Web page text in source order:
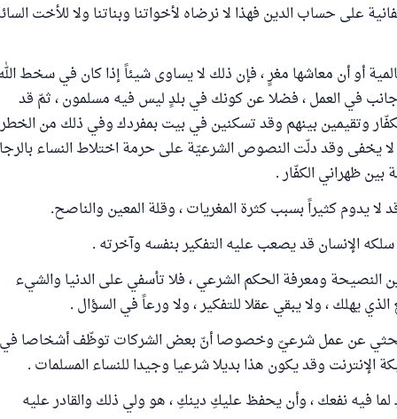
على حساب الدين فهذا لا نرضاه لأخواتنا وبناتنا ولا للأخت
أو أن معاشها مغرٍ ، فإن ذلك لا يساوى شيئاً إذا كان في سخط
في العمل ، فضلا عن كونك في بلدٍ ليس فيه مسلمون ، ثمّ قد
وتقيمين بينهم وقد تسكنين في بيت بمفردك وفي ذلك من الخطر
يخفى وقد دلّت النصوص الشرعيّة على حرمة اختلاط النساء
بين ظهراني الكفّار .
الإنسان قد يصعب عليه التفكير بنفسه وآخرته .
النصيحة ومعرفة الحكم الشرعي ، فلا تأسفي على الدنيا والشيء
الذي يهلك ، ولا يبقي عقلا للتفكير ، ولا ورعاً في السؤال .
تبحثي عن عمل شرعيّ وخصوصا أنّ بعض الشركات توظّف أشخاصا في
الإنترنت وقد يكون هذا بديلا شرعيا وجيدا للنساء المسلمات .
لما فيه نفعك ، وأن يحفظ عليكِ دينكِ ، هو ولي ذلك والقادر عليه